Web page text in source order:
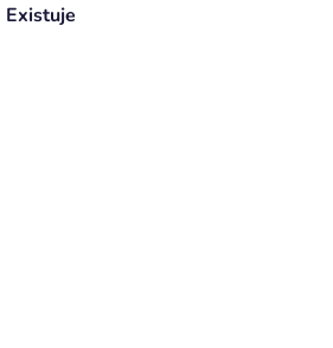
Existuje